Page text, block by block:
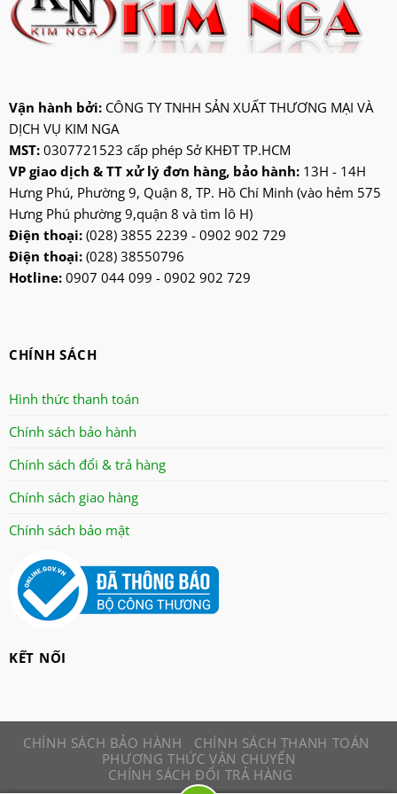
jatec
jiplai
kangaroo
kangen
kdk
ktp
lifan
Mitsubishi
nanoco
ninosun
oulai
Panasonic
robot
senko
sharp
sunhouse
superwin
tiger
tiross
Vận hành bởi: CÔNG TY TNHH SẢN XUẤT THƯƠNG MẠI VÀ
DỊCH VỤ KIM NGA
MST: 0307721523 cấp phép Sở KHĐT TP.HCM
VP giao dịch & TT xử lý đơn hàng, bảo hành:13H - 14H
Hưng Phú, Phường 9, Quận 8, TP. Hồ Chí Minh (vào hẻm 575
Hưng Phú phường 9,quận 8 và tìm lô H)
Điện thoại: (028) 3855 2239 - 0902 902 729
Điện thoại: (028) 38550796
Hotline:0907 044 099 - 0902 902 729
CHÍNH SÁCH
Hình thức thanh toán
Chính sách bảo hành
Chính sách đổi & trả hàng
Chính sách giao hàng
Chính sách bảo mật
KẾT NỐI
CHÍNH SÁCH BẢO HÀNH
CHÍNH SÁCH THANH TOÁN
PHƯƠNG THỨC VẬN CHUYỂN
CHÍNH SÁCH ĐỔI TRẢ HÀNG